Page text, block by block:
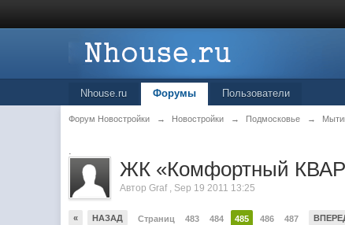
Nhouse.ru Форумы Пользователи
Форум Новостройки → Новостройки → Подмосковье →
.
ЖК «Комфортный
АвторGraf , Sep 19 2011 13:25
« НАЗАД Страниц 483 484 485 486 487